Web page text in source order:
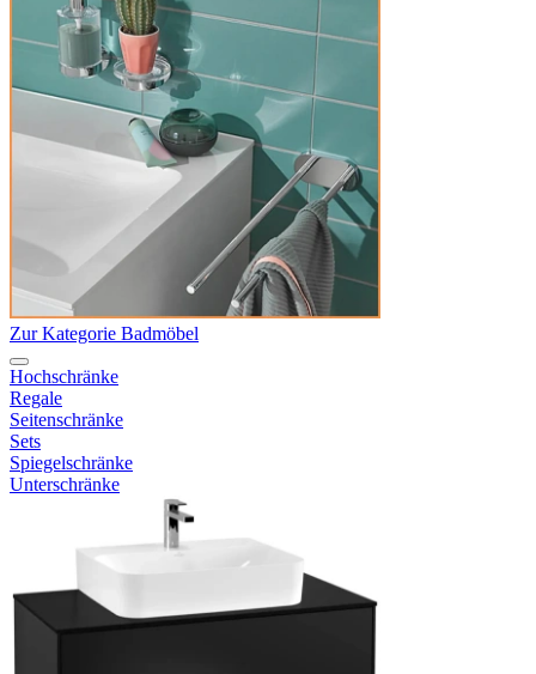
Zur Kategorie Badmöbel
Hochschränke
Regale
Seitenschränke
Sets
Spiegelschränke
Unterschränke